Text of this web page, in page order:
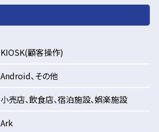
KIOSK(顧客操作)
Ark
Android、その他
小売店、飲食店、宿泊施設、娯楽施設